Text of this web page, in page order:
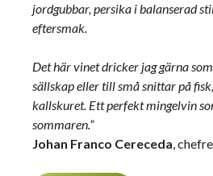
jordgubbar, persika i balanserad
eftersmak.
Det här vinet dricker jag gärna
sällskap eller till små snittar på
kallskuret. Ett perfekt mingelvin
sommaren.”
Johan Franco Cereceda,